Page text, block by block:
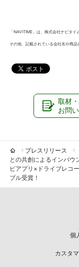
「NAVITIME」は、株式会社ナビタイ
その他、記載されている会社名や商品
取材
お問
プレスリリース
との共創によるインバウ
ビアプリ×ドライブレコ
ブル受賞！
個
カスタ